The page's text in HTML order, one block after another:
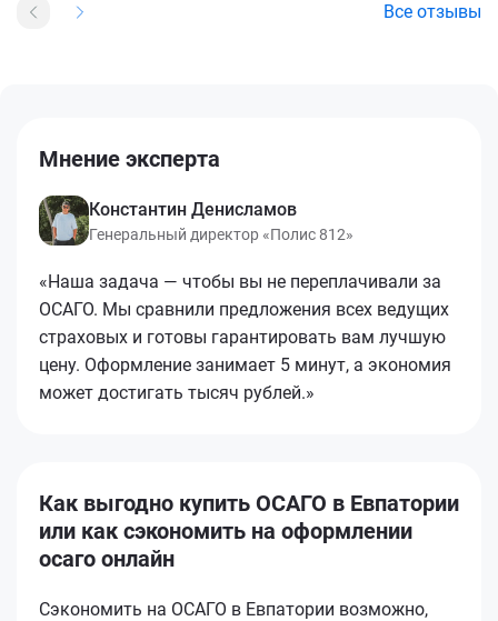
Все отзывы
Мнение эксперта
Константин Денисламов
Генеральный директор «Полис 812»
«Наша задача — чтобы вы не переплачивали за
ОСАГО. Мы сравнили предложения всех ведущих
страховых и готовы гарантировать вам лучшую
цену. Оформление занимает 5 минут, а экономия
может достигать тысяч рублей.»
Как выгодно купить ОСАГО в Евпатории
или как сэкономить на оформлении
осаго онлайн
Сэкономить на ОСАГО в Евпатории возможно,